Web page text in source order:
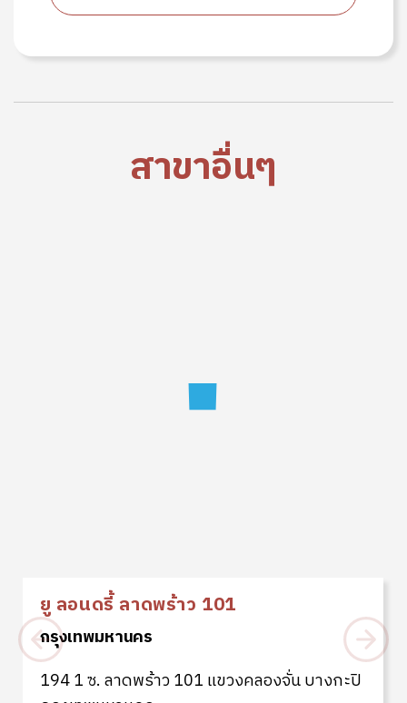
สาขาอื่นๆ
194 1 ซ. ลาดพร้าว 101 แขวงคลองจั่น บางกะปิ
กรุงเทพมหานคร
TOSEI เครื่องซัก+อบผ้า
x4 เครื่อง